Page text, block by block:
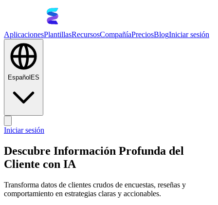
AplicacionesPlantillasRecursosCompañíaPreciosBlogIniciar sesión
Español ES
Iniciar sesión
Descubre Información Profunda del
Cliente con IA
Transforma datos de clientes crudos de encuestas, reseñas y
comportamiento en estrategias claras y accionables.